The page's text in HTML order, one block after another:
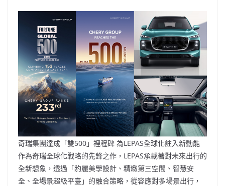
奇瑞集團達成「雙500」裡程碑 為LEPAS全球化註入新動能
作為奇瑞全球化戰略的先鋒之作，LEPAS承載著對未來出行的
全新想象，透過「豹麗美學設計、精緻第三空間、智慧安
全、全場景超級平臺」的融合策略，從容應對多場景出行，